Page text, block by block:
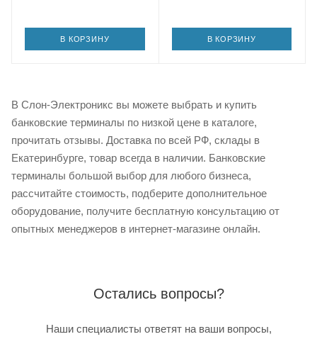
В КОРЗИНУ В КОРЗИНУ
В Слон-Электроникс вы можете выбрать и купить
банковские терминалы по низкой цене в каталоге,
прочитать отзывы. Доставка по всей РФ, склады в
Екатеринбурге, товар всегда в наличии. Банковские
терминалы большой выбор для любого бизнеса,
рассчитайте стоимость, подберите дополнительное
оборудование, получите бесплатную консультацию от
опытных менеджеров в интернет-магазине онлайн.
Остались вопросы?
Наши специалисты ответят на ваши вопросы,